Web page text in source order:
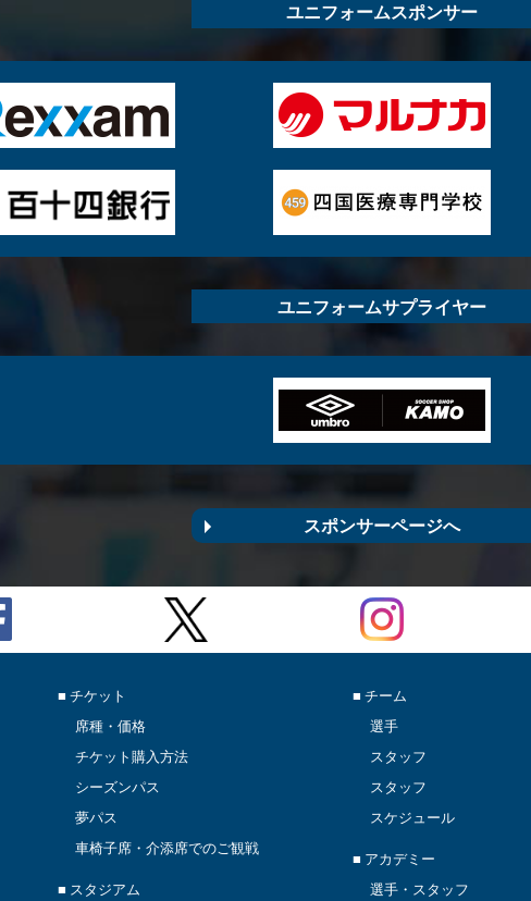
ユニフォームスポンサー
ユニフォームサプライヤー
スポンサーページへ
■ チケット
席種・価格
チケット購入方法
シーズンパス
夢パス
車椅子席・介添席でのご観戦
■ スタジアム
■ チーム
選手
スタッフ
スタッフ
スケジュール
■ アカデミー
選手・スタッフ